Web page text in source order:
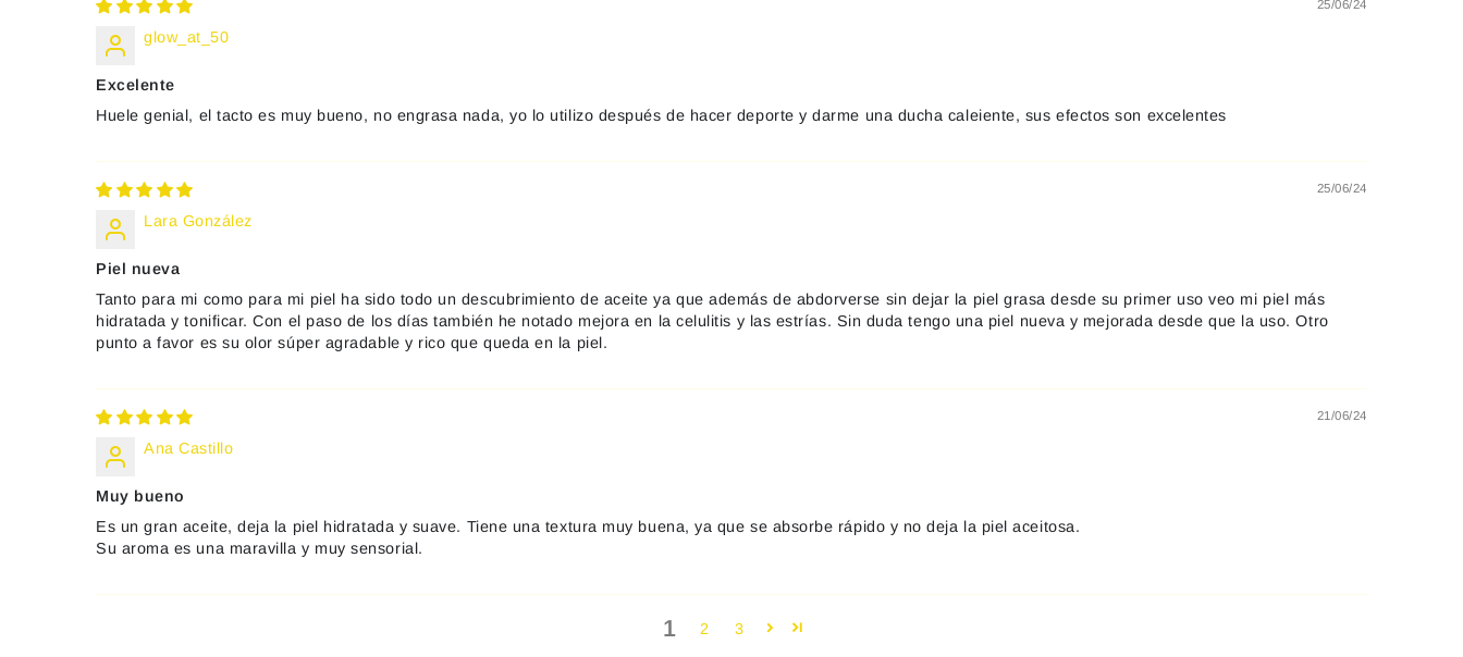
25/06/24
glow_at_50
Excelente
Huele genial, el tacto es muy bueno, no engrasa nada, yo lo utilizo después de hacer deporte y darme una ducha caleiente, sus efectos son excelentes
25/06/24
Lara González
Piel nueva
Tanto para mi como para mi piel ha sido todo un descubrimiento de aceite ya que además de abdorverse sin dejar la piel grasa desde su primer uso veo mi piel más
hidratada y tonificar. Con el paso de los días también he notado mejora en la celulitis y las estrías. Sin duda tengo una piel nueva y mejorada desde que la uso. Otro
punto a favor es su olor súper agradable y rico que queda en la piel.
21/06/24
Ana Castillo
Muy bueno
Es un gran aceite, deja la piel hidratada y suave. Tiene una textura muy buena, ya que se absorbe rápido y no deja la piel aceitosa.
Su aroma es una maravilla y muy sensorial.
1 2 3